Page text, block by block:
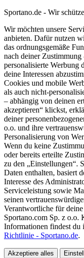
Sportano.de - Wir
Wir möchten unsere
anbieten. Dafür nutzen
das ordnungsgemäße
nach deiner
personalisierte Werbung
deine Interessen
Cookies und mobile
als auch nicht-
– abhängig von deinen
akzeptieren“ klickst,
deiner
o.o. und ihre
Personalisierung von
Wenn du keine
oder bereits erteilte
zu den „Einstellungen“.
Daten enthalten, basiert
Interesse des
Serviceleistung sowie
seinen
Verantwortliche für
Sportano.com Sp. z o.o.
Informationen findest du
Richtlinie - Sportano.de.
Akzeptiere alles